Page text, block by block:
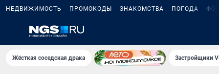
НЕДВИЖИМОСТЬ ПРОМОКОДЫ ЗНАКОМСТВА ПОГОДА
Жёсткая соседская драка Застройщики